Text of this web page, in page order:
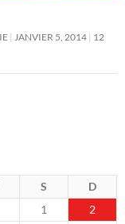
JANVIER 5, 2014 12
S
D
1
2